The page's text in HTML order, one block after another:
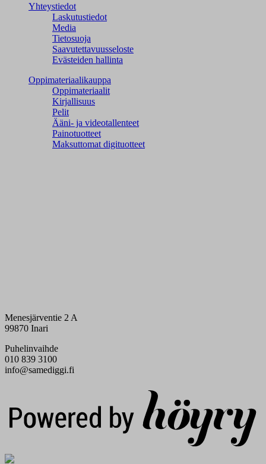
Yhteystiedot
Laskutustiedot
Media
Tietosuoja
Saavutettavuusseloste
Evästeiden hallinta
Oppimateriaalikauppa
Oppimateriaalit
Kirjallisuus
Pelit
Ääni- ja videotallenteet
Painotuotteet
Maksuttomat digituotteet
Menesjärventie 2 A
99870 Inari
Puhelinvaihde
010 839 3100
info@samediggi.fi